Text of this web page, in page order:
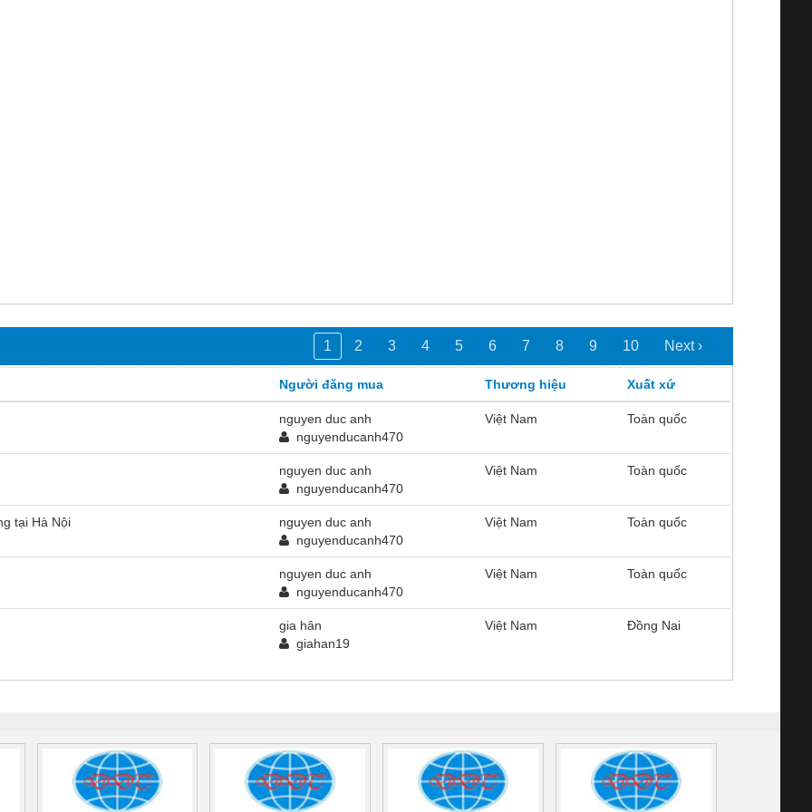
1 2 3 4 5 6 7 8 9 10 Next ›
Người đăng mua Thương hiệu Xuất xứ
nguyen duc anh
nguyenducanh470
Việt Nam Toàn quốc
nguyen duc anh
nguyenducanh470
Việt Nam Toàn quốc
tại Hà Nội
nguyen duc anh
nguyenducanh470
Việt Nam Toàn quốc
nguyen duc anh
nguyenducanh470
Việt Nam Toàn quốc
gia hân
giahan19
Việt Nam Đồng Nai